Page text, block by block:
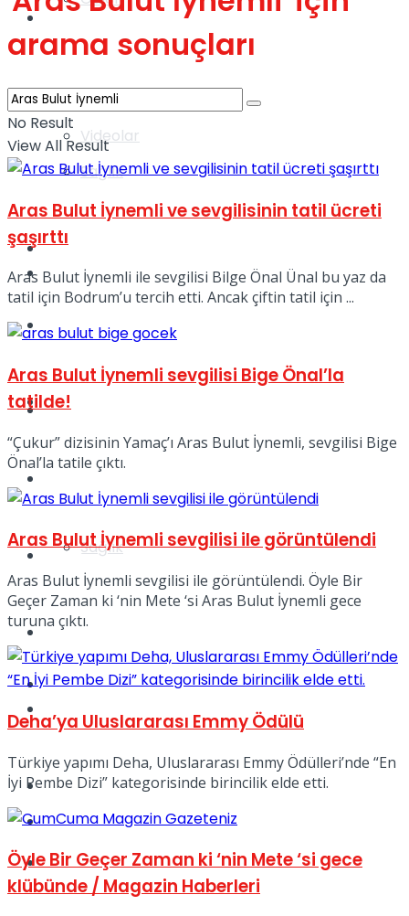
Videolar
Gündem
Yaşam
Sağlık
TV
Kadınca
Gündem
Yaşam
Sağlık
TV
Kadınca
Dünya
Müzik
Sinema
Spor
Podcast
arama sonuçları
No Result
View All Result
Aras Bulut İynemli ve sevgilisinin tatil ücreti
şaşırttı
Aras Bulut İynemli ile sevgilisi Bilge Önal Ünal bu yaz da
tatil için Bodrum’u tercih etti. Ancak çiftin tatil için ...
Aras Bulut İynemli sevgilisi Bige Önal’la
tatilde!
“Çukur” dizisinin Yamaç’ı Aras Bulut İynemli, sevgilisi Bige
Önal’la tatile çıktı.
Aras Bulut İynemli sevgilisi ile görüntülendi
Aras Bulut İynemli sevgilisi ile görüntülendi. Öyle Bir
Geçer Zaman ki ‘nin Mete ‘si Aras Bulut İynemli gece
turuna çıktı.
Deha’ya Uluslararası Emmy Ödülü
Türkiye yapımı Deha, Uluslararası Emmy Ödülleri’nde “En
İyi Pembe Dizi” kategorisinde birincilik elde etti.
Öyle Bir Geçer Zaman ki ‘nin Mete ‘si gece
klübünde / Magazin Haberleri